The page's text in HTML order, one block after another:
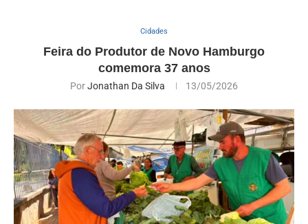
Cidades
Feira do Produtor de Novo Hamburgo
comemora 37 anos
PorJonathan Da Silva 13/05/2026